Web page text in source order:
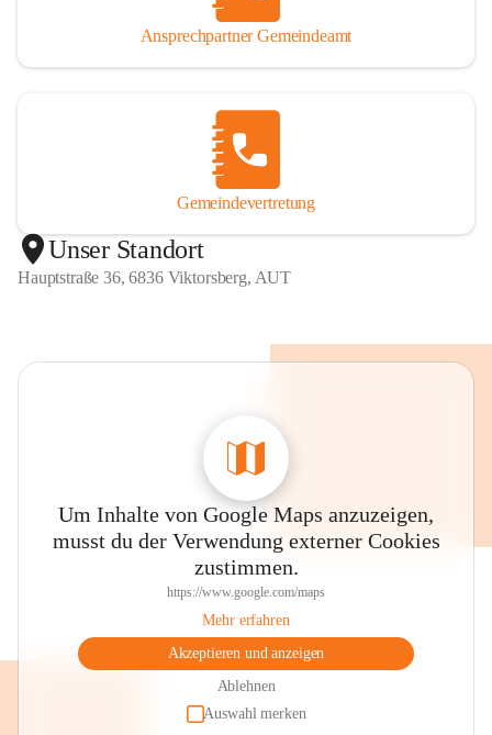
Ansprechpartner Gemeindeamt
Gemeindevertretung
Unser Standort
Hauptstraße 36, 6836 Viktorsberg, AUT
Um Inhalte von Google Maps anzuzeigen,
musst du der Verwendung externer Cookies
zustimmen.
https://www.google.com/maps
Mehr erfahren
Akzeptieren und anzeigen
Ablehnen
Auswahl merken